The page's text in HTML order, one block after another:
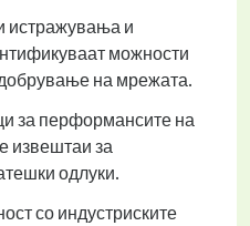
истражувања и
можности
на мрежата.
за перформансите на
извештаи за
одлуки.
со индустриските